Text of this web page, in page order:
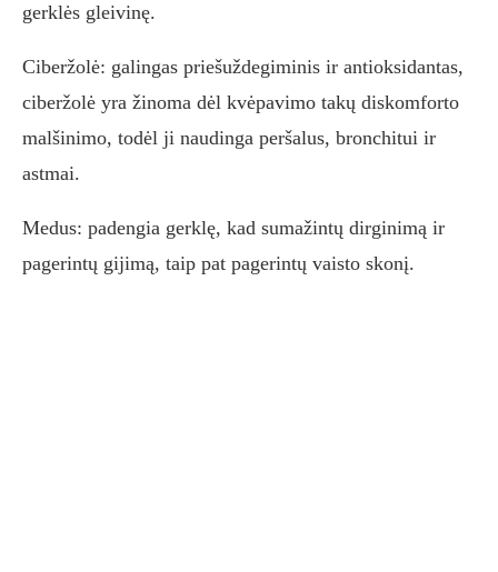
gerklės gleivinę.
Ciberžolė: galingas priešuždegiminis ir antioksidantas,
ciberžolė yra žinoma dėl kvėpavimo takų diskomforto
malšinimo, todėl ji naudinga peršalus, bronchitui ir
astmai.
Medus: padengia gerklę, kad sumažintų dirginimą ir
pagerintų gijimą, taip pat pagerintų vaisto skonį.